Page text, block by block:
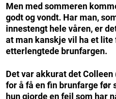
Men med sommeren
godt og vondt. Har man,
innestengt hele våren, er
at man kanskje vil ha et lite
etterlengtede brunfargen.
Det var akkurat det
for å få en fin brunfarge før
hun gjorde en feil som har